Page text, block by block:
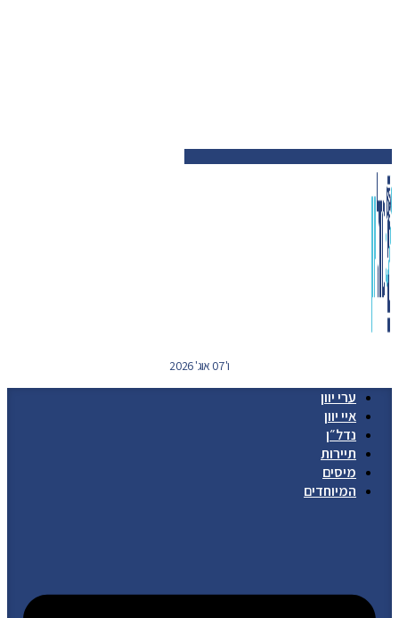
ו' 07 אוג' 2026
ערי יוון
איי יוון
נדל״ן
תיירות
מיסים
המיוחדים